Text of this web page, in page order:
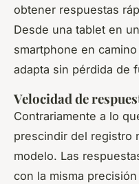
obtener respuestas
Desde una tablet en
smartphone en
adapta sin pérdida de
Velocidad de
Contrariamente a lo
prescindir del registro
modelo. Las
con la misma